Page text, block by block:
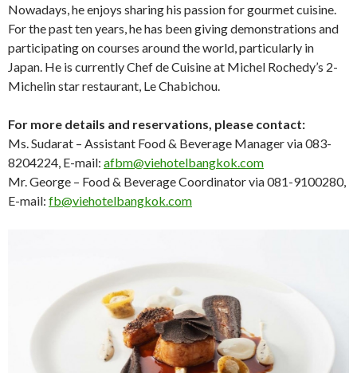
Nowadays, he enjoys sharing his passion for gourmet cuisine.
For the past ten years, he has been giving demonstrations and
participating on courses around the world, particularly in
Japan. He is currently Chef de Cuisine at Michel Rochedy’s 2-
Michelin star restaurant, Le Chabichou.
For more details and reservations, please contact:
Ms. Sudarat – Assistant Food & Beverage Manager via 083-
8204224, E-mail: afbm@viehotelbangkok.com
Mr. George – Food & Beverage Coordinator via 081-9100280,
E-mail: fb@viehotelbangkok.com